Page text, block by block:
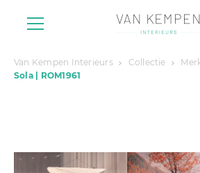
Van Kempen Interieurs Collectie
Sola | ROM1961